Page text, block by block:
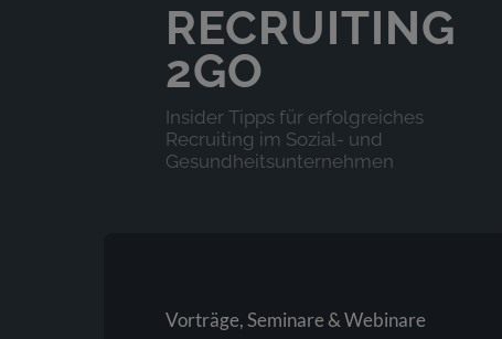
RECRUITING
2GO
Insider Tipps für erfolgreiches
Recruiting im Sozial- und
Gesundheitsunternehmen
Vorträge, Seminare & Webinare